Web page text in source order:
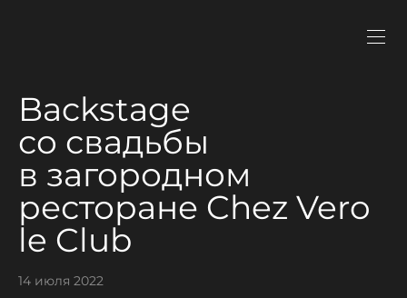
Backstage
со свадьбы
в загородном
ресторане Chez Vero
le Club
14 июля 2022